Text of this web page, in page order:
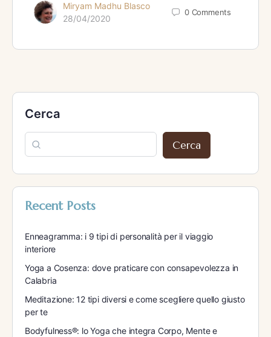
Miryam Madhu Blasco
28/04/2020
0 Comments
Cerca
Cerca
Recent Posts
Enneagramma: i 9 tipi di personalità per il viaggio
interiore
Yoga a Cosenza: dove praticare con consapevolezza in
Calabria
Meditazione: 12 tipi diversi e come scegliere quello giusto
per te
Bodyfulness®: lo Yoga che integra Corpo, Mente e